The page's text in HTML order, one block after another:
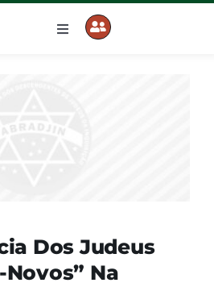
Toggle
Dos Judeus
Na